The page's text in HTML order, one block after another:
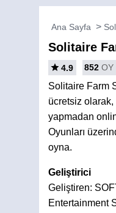
Ana Sayfa
Solitaire
4.9 852 OY
Solitaire Farm
ücretsiz
yapmadan
Oyunları
oyna.
Geliştirici
Geliştiren:
Entertainment